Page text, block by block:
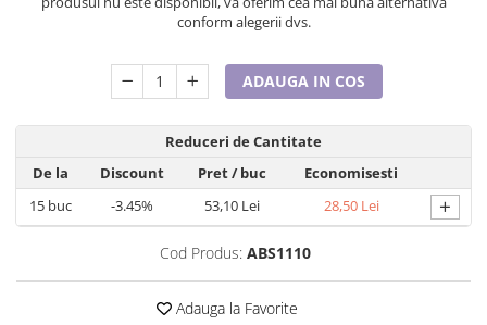
conform alegerii dvs.
ADAUGA IN COS
Reduceri de Cantitate
De la
Discount Pret/ buc
Economisesti
15buc -3.45% 53,10 Lei 28,50 Lei +
Cod Produs: ABS1110
Adauga la Favorite